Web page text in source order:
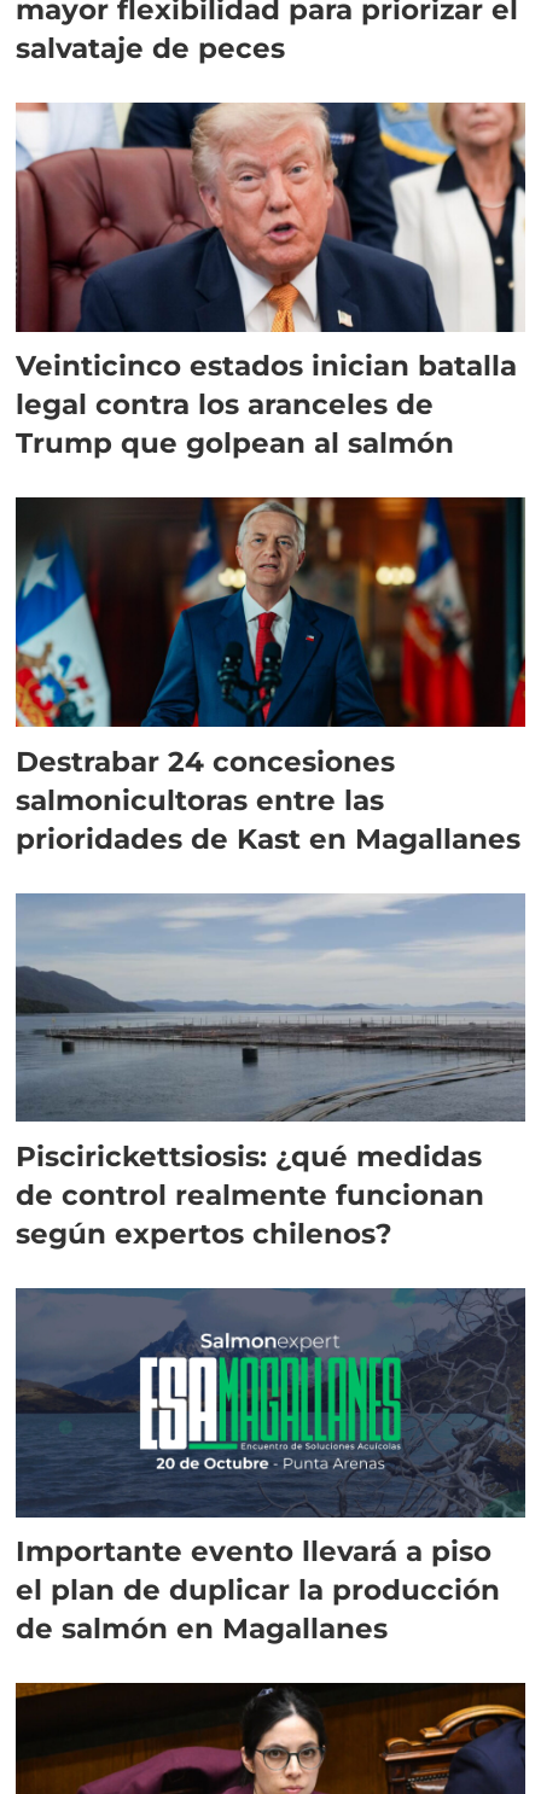
mayor flexibilidad para priorizar el
salvataje de peces
Veinticinco estados inician batalla
legal contra los aranceles de
Trump que golpean al salmón
Destrabar 24 concesiones
salmonicultoras entre las
prioridades de Kast en Magallanes
Piscirickettsiosis: ¿qué medidas
de control realmente funcionan
según expertos chilenos?
Importante evento llevará a piso
el plan de duplicar la producción
de salmón en Magallanes